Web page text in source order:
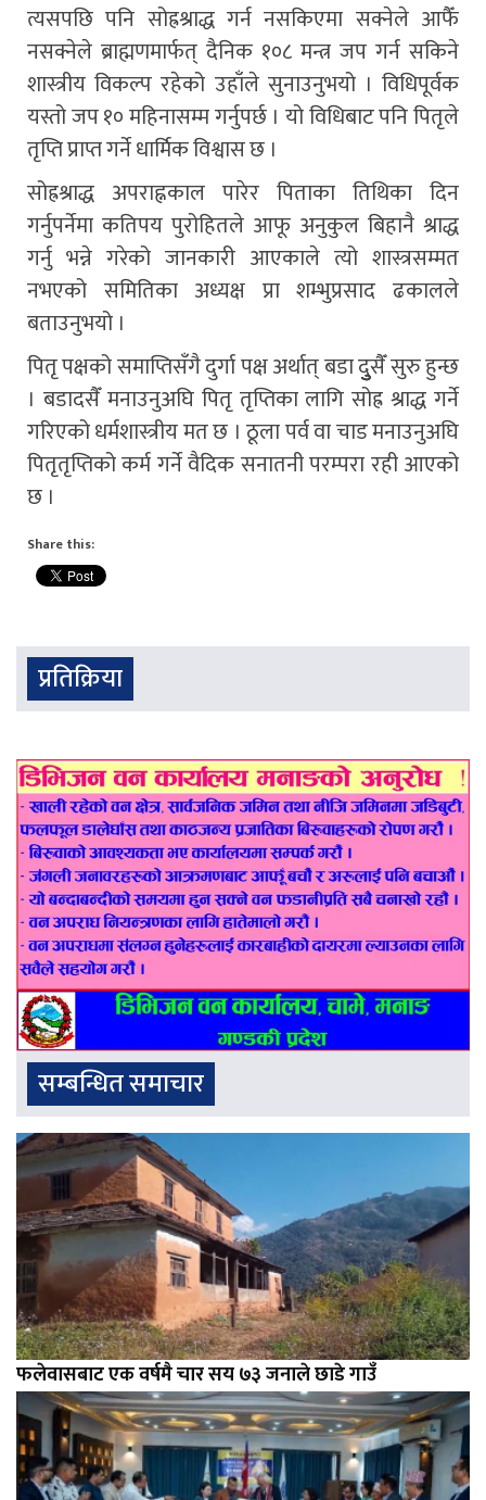
त्यसपछि पनि सोह्रश्राद्ध गर्न नसकिएमा सक्नेले आफैँ
नसक्नेले ब्राह्मणमार्फत् दैनिक १०८ मन्त्र जप गर्न सकिने
शास्त्रीय विकल्प रहेको उहाँले सुनाउनुभयो । विधिपूर्वक
यस्तो जप १० महिनासम्म गर्नुपर्छ । यो विधिबाट पनि पितृले
तृप्ति प्राप्त गर्ने धार्मिक विश्वास छ ।
सोह्रश्राद्ध अपराह्नकाल पारेर पिताका तिथिका दिन
गर्नुपर्नेमा कतिपय पुरोहितले आफू अनुकुल बिहानै श्राद्ध
गर्नु भन्ने गरेको जानकारी आएकाले त्यो शास्त्रसम्मत
नभएको समितिका अध्यक्ष प्रा शम्भुप्रसाद ढकालले
बताउनुभयो ।
पितृ पक्षको समाप्तिसँगै दुर्गा पक्ष अर्थात् बडा दुुुुुसैँ सुरु हुन्छ
। बडादसैँ मनाउनुअघि पितृ तृप्तिका लागि सोह्र श्राद्ध गर्ने
गरिएको धर्मशास्त्रीय मत छ । ठूला पर्व वा चाड मनाउनुअघि
पितृतृप्तिको कर्म गर्ने वैदिक सनातनी परम्परा रही आएको
छ ।
Share this:
प्रतिक्रिया
सम्बन्धित समाचार
फलेवासबाट एक वर्षमै चार सय ७३ जनाले छाडे गाउँ